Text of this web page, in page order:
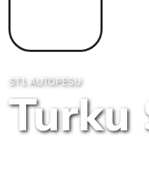
ST1 AUTOPESU
Turku